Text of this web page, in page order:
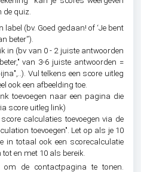
de quiz.
label (bv. Goed gedaan! of ‘Je bent
beter”).
in (bv van 0 - 2 juiste antwoorden
van 3-6 juiste antwoorden =
Vul telkens een score uitleg
ook een afbeelding toe.
toevoegen naar een pagina die
score uitleg link)
calculaties toevoegen via de
toevoegen". Let op als je 10
in totaal ook een scorecalculatie
tot en met 10 als bereik.
om de contactpagina te tonen.